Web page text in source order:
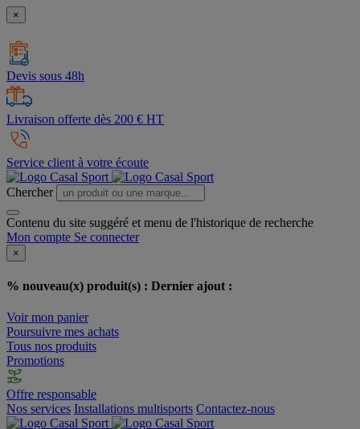
×
Devis sous 48h
Livraison offerte dès 200 € HT
Service client à votre écoute
Chercher
Contenu du site suggéré et menu de l'historique de recherche
Mon compte Se connecter
×
% nouveau(x) produit(s) : Dernier ajout :
Voir mon panier
Poursuivre mes achats
Tous nos produits
Promotions
Offre responsable
Nos services Installations multisports Contactez-nous